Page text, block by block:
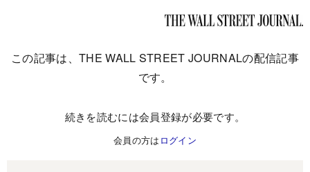
この記事は、THE WALL STREET JOURNALの配信記事
です。
続きを読むには会員登録が必要です。
会員の方は ログイン